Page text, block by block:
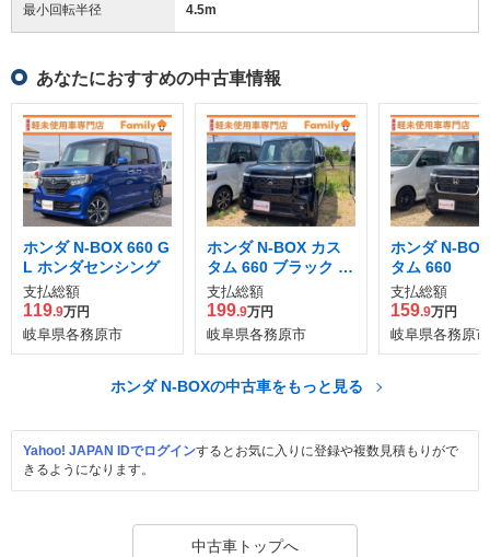
最小回転半径 4.5m
あなたにおすすめの中古車情報
ホンダ N-BOX 660 G
L ホンダセンシング
支払総額
119.9万円
岐阜県各務原市
ホンダ N-BOX カス
タム 660 ブラック ス
タイル
支払総額
199.9万円
岐阜県各務原市
ホンダ N-
タム 660
支払総額
159.9万円
岐阜県各務原市
ホンダ N-BOXの中古車をもっと見る
Yahoo! JAPAN IDでログインするとお気に入りに登録や複数見積もりがで
きるようになります。
中古車トップへ